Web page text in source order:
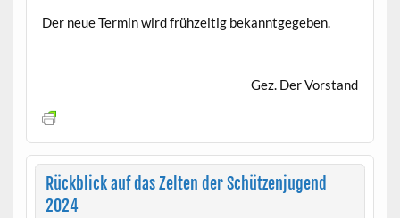
Der neue Termin wird frühzeitig bekanntgegeben.
Gez. Der Vorstand
Rückblick auf das Zelten der Schützenjugend
2024